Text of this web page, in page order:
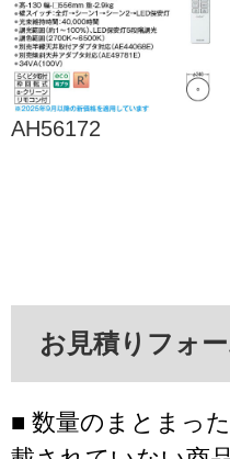
AH56172
お見積りフォ
■ 数量のまとまっ